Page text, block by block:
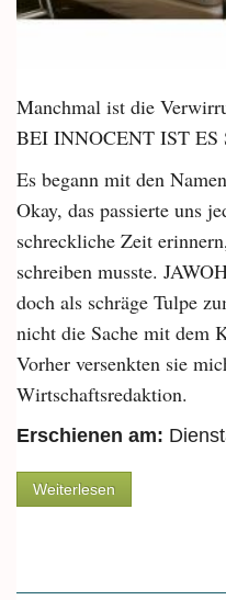
Manchmal ist die
BEI INNOCENT IST ES
Es begann mit den
Okay, das passierte uns
schreckliche Zeit
schreiben musste.
doch als schräge Tulpe
nicht die Sache mit dem
Vorher versenkten sie
Wirtschaftsredaktion.
Erschienen am:
Weiterlesen